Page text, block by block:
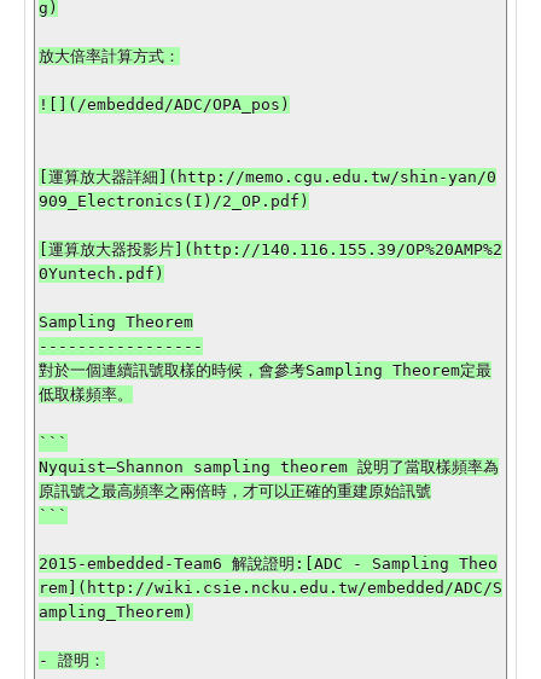
g)
放大倍率計算方式：
![](/embedded/ADC/OPA_pos)
[運算放大器詳細](http://memo.cgu.edu.tw/shin-yan/0
909_Electronics(I)/2_OP.pdf)
[運算放大器投影片](http://140.116.155.39/OP%20AMP%2
0Yuntech.pdf)
Sampling Theorem
-----------------
對於一個連續訊號取樣的時候，會參考Sampling Theorem定最
低取樣頻率。
```
Nyquist–Shannon sampling theorem 說明了當取樣頻率為
原訊號之最高頻率之兩倍時，才可以正確的重建原始訊號
```
2015-embedded-Team6 解說證明:[ADC - Sampling Theo
rem](http://wiki.csie.ncku.edu.tw/embedded/ADC/S
ampling_Theorem)
- 證明：